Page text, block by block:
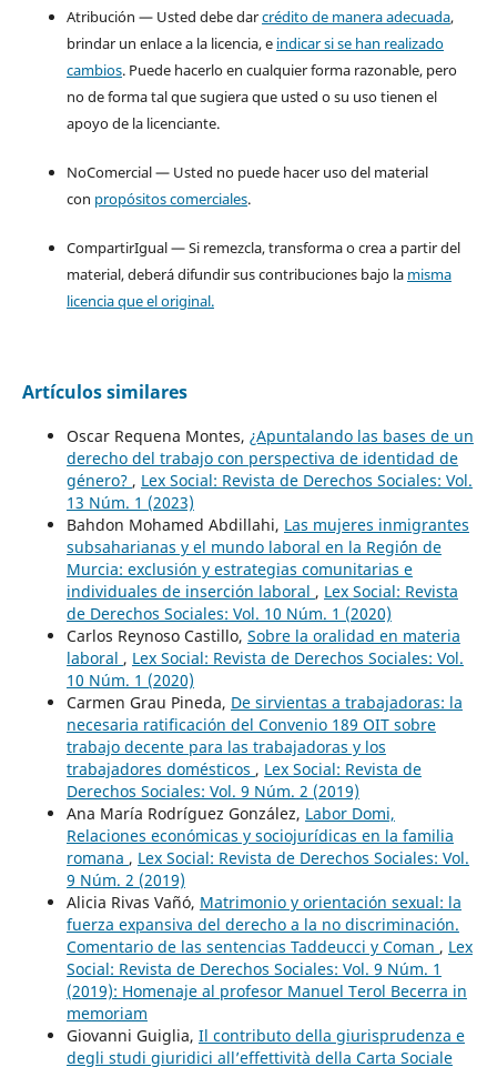
Atribución — Usted debe darcrédito de manera adecuada,
brindar un enlace a la licencia, e indicar si se han realizado
cambios. Puede hacerlo en cualquier forma razonable, pero
no de forma tal que sugiera que usted o su uso tienen el
apoyo de la licenciante.
NoComercial — Usted no puede hacer uso del material
con propósitos comerciales.
CompartirIgual — Si remezcla, transforma o crea a partir del
material, deberá difundir sus contribuciones bajo la misma
licencia que el original.
Artículos similares
Oscar Requena Montes, ¿Apuntalando las bases de un
derecho del trabajo con perspectiva de identidad de
género? , Lex Social: Revista de Derechos Sociales: Vol.
13 Núm. 1 (2023)
Bahdon Mohamed Abdillahi, Las mujeres inmigrantes
subsaharianas y el mundo laboral en la Regi´ón de
Murcia: exclusión y estrategias comunitarias e
individuales de inserción laboral , Lex Social: Revista
de Derechos Sociales: Vol. 10 Núm. 1 (2020)
Carlos Reynoso Castillo, Sobre la oralidad en materia
laboral , Lex Social: Revista de Derechos Sociales: Vol.
10 Núm. 1 (2020)
Carmen Grau Pineda, De sirvientas a trabajadoras: la
necesaria ratificación del Convenio 189 OIT sobre
trabajo decente para las trabajadoras y los
trabajadores domésticos , Lex Social: Revista de
Derechos Sociales: Vol. 9 Núm. 2 (2019)
Ana María Rodríguez González, Labor Domi,
Relaciones económicas y sociojurídicas en la familia
romana , Lex Social: Revista de Derechos Sociales: Vol.
9 Núm. 2 (2019)
Alicia Rivas Vañó, Matrimonio y orientación sexual: la
fuerza expansiva del derecho a la no discriminación.
Comentario de las sentencias Taddeucci y Coman , Lex
Social: Revista de Derechos Sociales: Vol. 9 Núm. 1
(2019): Homenaje al profesor Manuel Terol Becerra in
memoriam
Giovanni Guiglia, Il contributo della giurisprudenza e
degli studi giuridici all’effettività della Carta Sociale